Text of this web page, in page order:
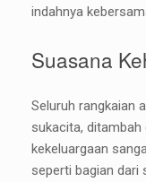
indahnya
Suasana
Seluruh rangkaian
sukacita, ditambah
kekeluargaan
seperti bagian dari